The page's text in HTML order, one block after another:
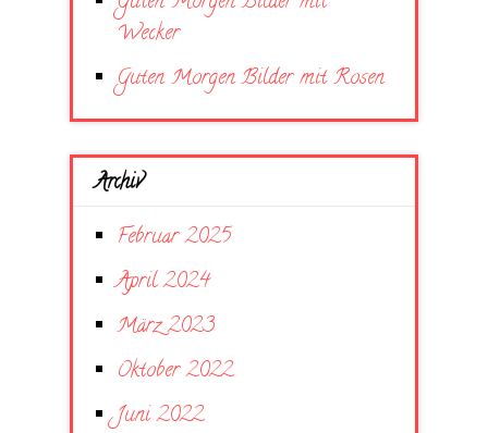
Wecker
Guten Morgen Bilder mit Rosen
Archiv
Februar 2025
April 2024
März 2023
Oktober 2022
Juni 2022